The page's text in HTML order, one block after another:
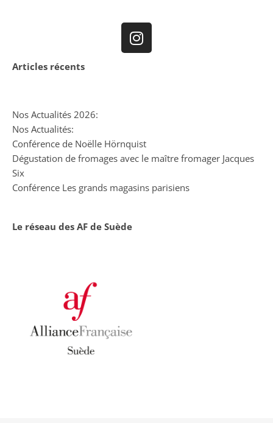
Articles récents
Nos Actualités 2026:
Nos Actualités:
Conférence de Noëlle Hörnquist
Dégustation de fromages avec le maître fromager Jacques
Six
Conférence Les grands magasins parisiens
Le réseau des AF de Suède